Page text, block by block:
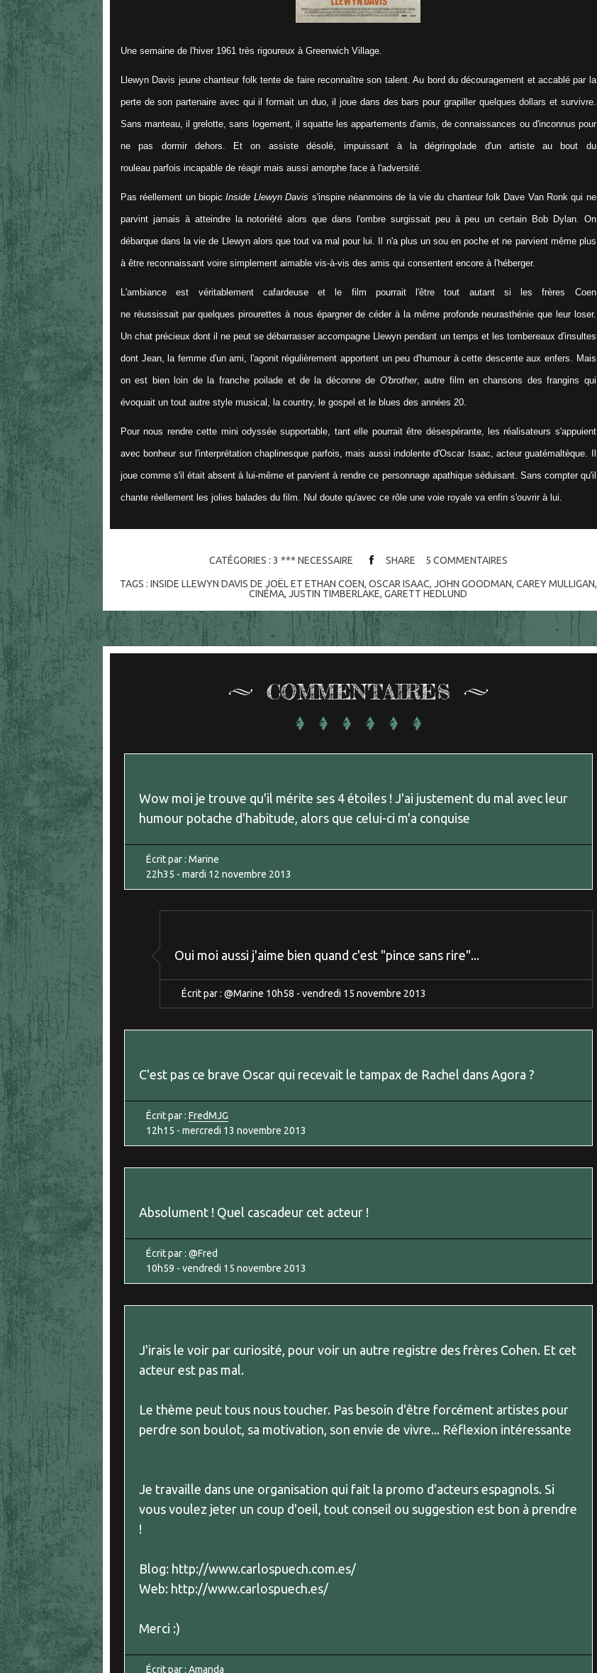
Une semaine de l'hiver 1961 très rigoureux à Greenwich Village.
Llewyn Davis jeune chanteur folk tente de faire reconnaître son talent. Au bord du découragement et accablé par la
perte de son partenaire avec qui il formait un duo, il joue dans des bars pour grapiller quelques dollars et survivre.
Sans manteau, il grelotte, sans logement, il squatte les appartements d'amis, de connaissances ou d'inconnus pour
ne pas dormir dehors. Et on assiste désolé, impuissant à la dégringolade d'un artiste au bout du
rouleau parfois incapable de réagir mais aussi amorphe face à l'adversité.
Pas réellement un biopic Inside Llewyn Davis s'inspire néanmoins de la vie du chanteur folk Dave Van Ronk qui ne
parvint jamais à atteindre la notoriété alors que dans l'ombre surgissait peu à peu un certain Bob Dylan. On
débarque dans la vie de Llewyn alors que tout va mal pour lui. Il n'a plus un sou en poche et ne parvient même plus
à être reconnaissant voire simplement aimable vis-à-vis des amis qui consentent encore à l'héberger.
L'ambiance est véritablement cafardeuse et le film pourrait l'être tout autant si les frères Coen
ne réussissait par quelques pirourettes à nous épargner de céder à la même profonde neurasthénie que leur loser.
Un chat précieux dont il ne peut se débarrasser accompagne Llewyn pendant un temps et les tombereaux d'insultes
dont Jean, la femme d'un ami, l'agonit régulièrement apportent un peu d'humour à cette descente aux enfers. Mais
on est bien loin de la franche poilade et de la déconne de O'brother, autre film en chansons des frangins qui
évoquait un tout autre style musical, la country, le gospel et le blues des années 20.
Pour nous rendre cette mini odyssée supportable, tant elle pourrait être désespérante, les réalisateurs s'appuient
avec bonheur sur l'interprétation chaplinesque parfois, mais aussi indolente d'Oscar Isaac, acteur guatémaltèque. Il
joue comme s'il était absent à lui-même et parvient à rendre ce personnage apathique séduisant. Sans compter qu'il
chante réellement les jolies balades du film. Nul doute qu'avec ce rôle une voie royale va enfin s'ouvrir à lui.
CATÉGORIES : 3 *** NECESSAIRE SHARE 5 COMMENTAIRES
TAGS : INSIDE LLEWYN DAVIS DE JOËL ET ETHAN COEN, OSCAR ISAAC, JOHN GOODMAN, CAREY MULLIGAN,
CINÉMA,JUSTIN TIMBERLAKE,GARETT HEDLUND
COMMENTAIRES
Wow moi je trouve qu'il mérite ses 4 étoiles ! J'ai justement du mal avec leur
humour potache d'habitude, alors que celui-ci m'a conquise
Écrit par : Marine
22h35 - mardi 12 novembre 2013
Oui moi aussi j'aime bien quand c'est "pince sans rire"...
Écrit par : @Marine 10h58 - vendredi 15 novembre 2013
C'est pas ce brave Oscar qui recevait le tampax de Rachel dans Agora ?
Écrit par : FredMJG
12h15 - mercredi 13 novembre 2013
Absolument ! Quel cascadeur cet acteur !
Écrit par : @Fred
10h59 - vendredi 15 novembre 2013
J'irais le voir par curiosité, pour voir un autre registre des frères Cohen. Et cet
acteur est pas mal.
Le thème peut tous nous toucher. Pas besoin d'être forcément artistes pour
perdre son boulot, sa motivation, son envie de vivre... Réflexion intéressante
Je travaille dans une organisation qui fait la promo d'acteurs espagnols. Si
vous voulez jeter un coup d'oeil, tout conseil ou suggestion est bon à prendre
!
Blog: http://www.carlospuech.com.es/
Web: http://www.carlospuech.es/
Merci :)
Écrit par : Amanda